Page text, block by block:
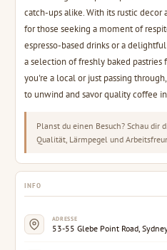
catch-ups alike. With its rustic
for those seeking a moment of
espresso-based drinks or a
a selection of freshly baked pastries
you're a local or just passing
to unwind and savor quality coffee
Planst du einen Besuch? Schau dir
Qualität, Lärmpegel und
INFO
ADRESSE
53-55 Glebe Point Road,